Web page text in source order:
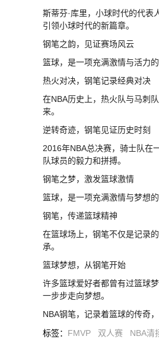
斯蒂芬·库里，小球时代的代表
引领小球时代的新篇章。
钢笔之韵，见证赛场风云
篮球，是一项充满激情与活力
热火对决，钢笔记录经典对决
在NBA历史上，热火队与马刺
来。
逆转奇迹，钢笔见证历史时刻
2016年NBA总决赛，骑士队在
队球员的毅力和拼搏。
钢笔之梦，激发篮球激情
篮球，是一项充满激情与梦想
钢笔，传递篮球精神
在篮球场上，钢笔不仅是记录
承。
篮球梦想，从钢笔开始
许多篮球爱好者都曾有过篮球
一步步走向梦想。
NBA钢笔，记录着篮球的传奇
标签： FMVP 双人赛 NBA清